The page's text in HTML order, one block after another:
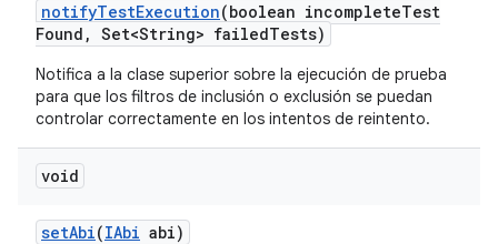
notifyTestExecution(boolean incompleteTest
Found , Set<String> failedTests)
Notifica a la clase superior sobre la ejecución de prueba
para que los filtros de inclusión o exclusión se puedan
controlar correctamente en los intentos de reintento.
void
setAbi(IAbi abi)